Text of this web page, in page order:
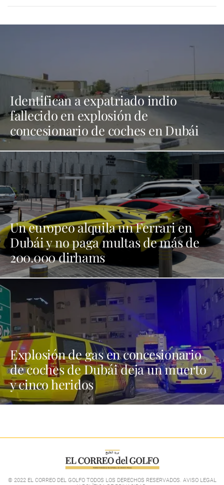
Identifican a expatriado indio
fallecido en explosión de
concesionario de coches en Dubái
Un europeo alquila un Ferrari en
Dubái y no paga multas de más de
200.000 dirhams
Explosión de gas en concesionario
de coches de Dubái deja un muerto
y cinco heridos
© 2022 EL CORREO DEL GOLFO TODOS LOS DERECHOS RESERVADOS. AVISO LEGAL